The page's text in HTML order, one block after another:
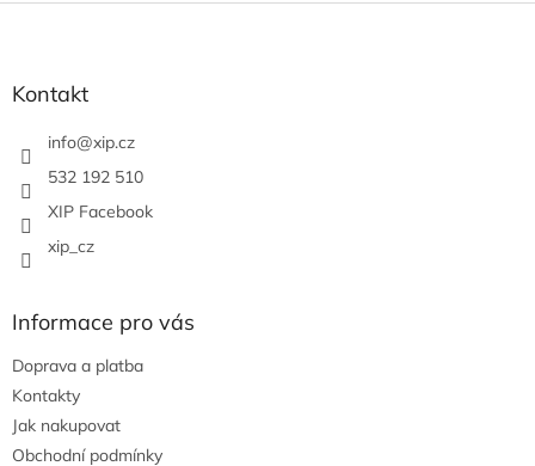
Kontakt
info@xip.cz
532 192 510
XIP Facebook
xip_cz
Informace pro vás
Doprava a platba
Kontakty
Jak nakupovat
Obchodní podmínky